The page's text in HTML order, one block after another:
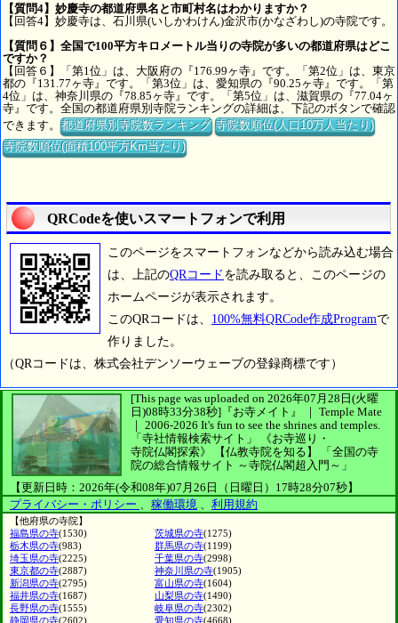
【質問4】妙慶寺の都道府県名と市町村名はわかりますか？
【回答4】妙慶寺は、石川県(いしかわけん)金沢市(かなざわし)の寺院です。
【質問６】全国で100平方キロメートル当りの寺院が多いの都道府県はどこ
ですか？
【回答６】「第1位」は、大阪府の『176.99ヶ寺』です。「第2位」は、東京
都の『131.77ヶ寺』です。「第3位」は、愛知県の『90.25ヶ寺』です。「第
4位」は、神奈川県の『78.85ヶ寺』です。「第5位」は、滋賀県の『77.04ヶ
寺』です。全国の都道府県別寺院ランキングの詳細は、下記のボタンで確認
できます。都道府県別寺院数ランキング 寺院数順位(人口10万人当たり)
寺院数順位(面積100平方Km当たり)
QRCodeを使いスマートフォンで利用
このページをスマートフォンなどから読み込む場合
は、上記のQRコード を読み取ると、このページの
ホームページが表示されます。
このQRコードは、 100%無料QRCode作成Programで
作りました。
（QRコードは、株式会社デンソーウェーブの登録商標です）
[This page was uploaded on 2026年07月28日(火曜
日)08時33分38秒] 『お寺メイト』 ｜ Temple Mate
｜ 2006-2026 It's fun to see the shrines and temples.
「寺社情報検索サイト」
《お寺巡り・
寺院仏閣探索》
【仏教寺院を知る】
「全国の寺
院の総合情報サイト ～寺院仏閣超入門～」
【更新日時：2026年(令和08年)07月26日（日曜日）17時28分07秒】
プライバシー・ポリシー 、 稼働環境 、 利用規約
【他府県の寺院】
福島県の寺(1530) 茨城県の寺(1275)
栃木県の寺(983) 群馬県の寺(1199)
埼玉県の寺(2225) 千葉県の寺(2998)
東京都の寺(2887) 神奈川県の寺(1905)
新潟県の寺(2795) 富山県の寺(1604)
福井県の寺(1687) 山梨県の寺(1490)
長野県の寺(1555) 岐阜県の寺(2302)
静岡県の寺(2602) 愛知県の寺(4668)